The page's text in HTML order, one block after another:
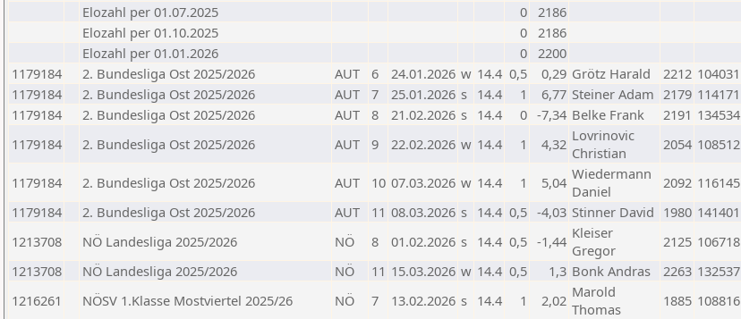
Elozahl per 01.07.2025
0 2186
Elozahl per 01.10.2025
0 2186
Elozahl per 01.01.2026
0 2200
1179184
2. Bundesliga Ost 2025/2026 AUT 6 24.01.2026 w 14.4 0,5 0,29 Grötz Harald 2212 104031
1179184
2. Bundesliga Ost 2025/2026 AUT 7 25.01.2026 s 14.4 1 6,77 Steiner Adam 2179 114171
1179184
2. Bundesliga Ost 2025/2026 AUT 8 21.02.2026 s 14.4 0 -7,34 Belke Frank 2191 134534
1179184
2. Bundesliga Ost 2025/2026 AUT 9 22.02.2026 w 14.4 1 4,32 Lovrinovic
Christian
2054 108512
1179184 2. Bundesliga Ost 2025/2026 AUT 10 07.03.2026 w 14.4 1 5,04 Wiedermann
Daniel
2092 116145
1179184
2. Bundesliga Ost 2025/2026 AUT 11 08.03.2026 s 14.4 0,5 -4,03 Stinner David 1980 141401
1213708
NÖ Landesliga 2025/2026 NÖ 8 01.02.2026 s 14.4 0,5 -1,44 Kleiser
Gregor
2125 106718
1213708
NÖ Landesliga 2025/2026 NÖ 11 15.03.2026 w 14.4 0,5 1,3 Bonk Andras 2263 132537
1216261
NÖSV 1.Klasse Mostviertel 2025/26 NÖ 7 13.02.2026 s 14.4 1 2,02 Marold
Thomas
1885 108816